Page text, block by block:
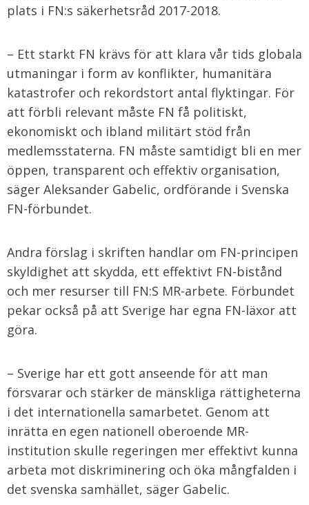
plats i FN:s säkerhetsråd 2017-2018.
– Ett starkt FN krävs för att klara vår tids globala
utmaningar i form av konflikter, humanitära
katastrofer och rekordstort antal flyktingar. För
att förbli relevant måste FN få politiskt,
ekonomiskt och ibland militärt stöd från
medlemsstaterna. FN måste samtidigt bli en mer
öppen, transparent och effektiv organisation,
säger Aleksander Gabelic, ordförande i Svenska
FN-förbundet.
Andra förslag i skriften handlar om FN-principen
skyldighet att skydda, ett effektivt FN-bistånd
och mer resurser till FN:S MR-arbete. Förbundet
pekar också på att Sverige har egna FN-läxor att
göra.
– Sverige har ett gott anseende för att man
försvarar och stärker de mänskliga rättigheterna
i det internationella samarbetet. Genom att
inrätta en egen nationell oberoende MR-
institution skulle regeringen mer effektivt kunna
arbeta mot diskriminering och öka mångfalden i
det svenska samhället, säger Gabelic.